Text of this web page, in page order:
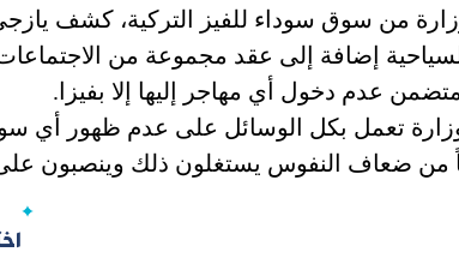
من سوق سوداء للفيز التركية، كشف
إضافة إلى عقد مجموعة من
عدم دخول أي مهاجر إليها إلا بفيزا.
تعمل بكل الوسائل على عدم ظهور أي
من ضعاف النفوس يستغلون ذلك وينصبون